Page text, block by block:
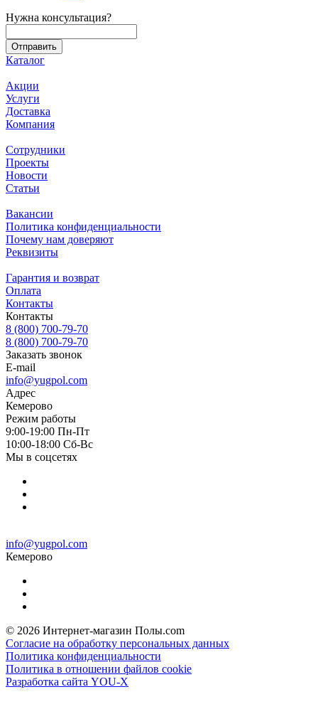
Нужна консультация?
Каталог
Акции
Услуги
Доставка
Компания
Сотрудники
Проекты
Новости
Статьи
Вакансии
Политика конфиденциальности
Почему нам доверяют
Реквизиты
Гарантия и возврат
Оплата
Контакты
Контакты
8 (800) 700-79-70
8 (800) 700-79-70
Заказать звонок
E-mail
info@yugpol.com
Адрес
Кемерово
Режим работы
9:00-19:00 Пн-Пт
10:00-18:00 Cб-Вс
Мы в соцсетях
info@yugpol.com
Кемерово
© 2026 Интернет-магазин Полы.com
Согласие на обработку персональных данных
Политика конфиденциальности
Политика в отношении файлов cookie
Разработка сайта YOU-X